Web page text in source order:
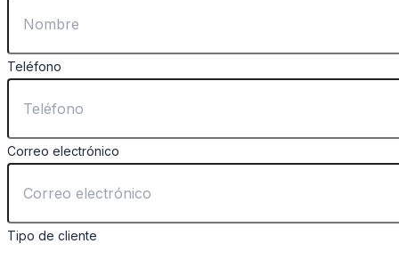
Teléfono
Correo electrónico
Tipo de cliente